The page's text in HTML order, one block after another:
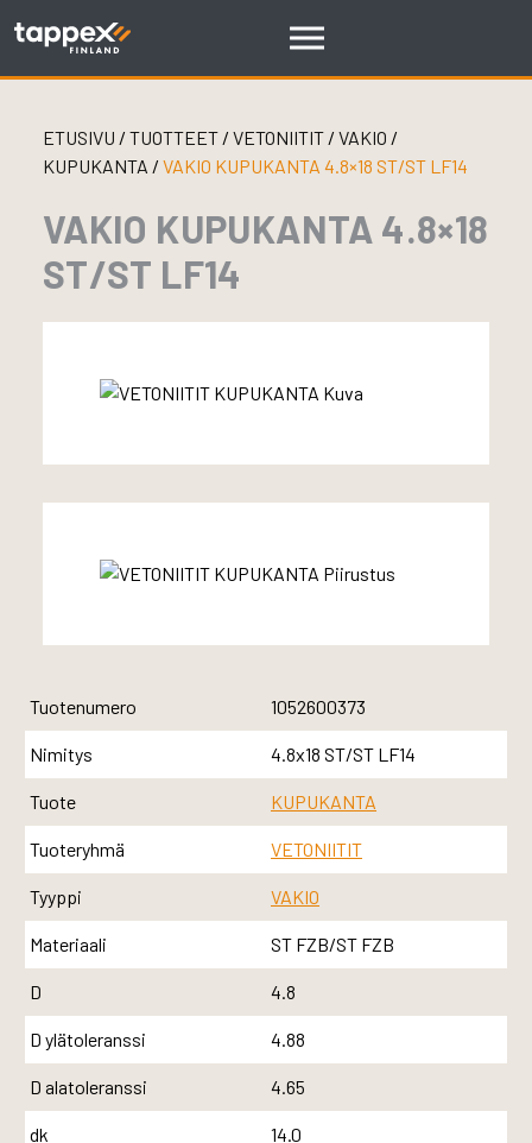
ETUSIVU / TUOTTEET/ VETONIITIT / VAKIO /
KUPUKANTA / VAKIO KUPUKANTA 4.8×18 ST/ST LF14
VAKIO KUPUKANTA 4.8×18
ST/ST LF14
Tuotenumero 1052600373
Nimitys 4.8x18 ST/ST LF14
Tuote KUPUKANTA
Tuoteryhmä VETONIITIT
Tyyppi VAKIO
Materiaali ST FZB/ST FZB
D 4.8
D ylätoleranssi 4.88
D alatoleranssi 4.65
dk 14.0